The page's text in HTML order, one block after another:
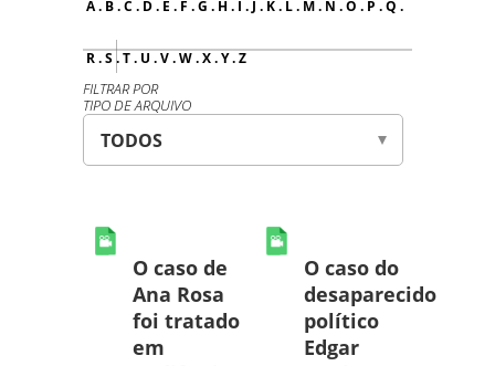
A. B.C . D. E . F .G . H. I . J . K. L. M. N .O . P .Q .
R.S .T. U .V.W.X.Y.Z
FILTRAR POR
TIPO DE ARQUIVO
O caso de
Ana Rosa
foi tratado
em
O caso do
desaparecido
político
Edgar